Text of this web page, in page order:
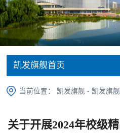
凯发旗舰首页
当前位置： 凯发旗舰 - 凯发旗
关于开展2024年校级